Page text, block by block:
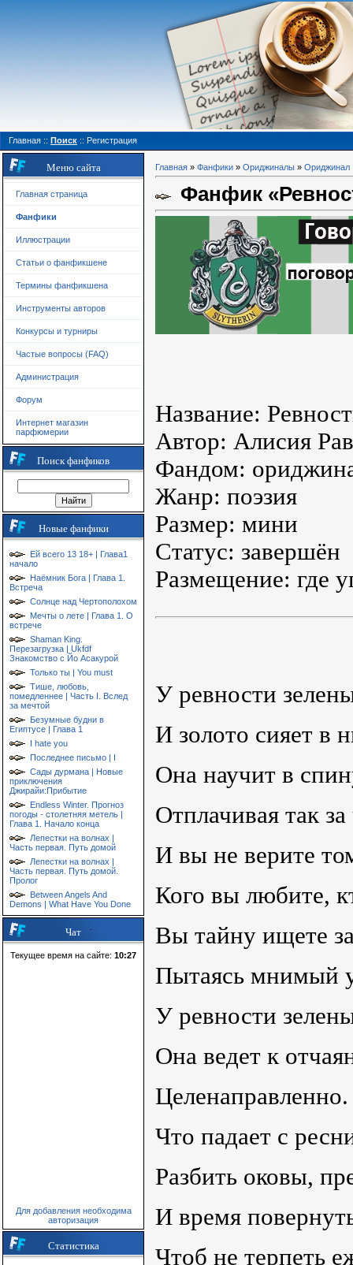
Главная :: Поиск :: Регистрация
Меню сайта
Главная страница
Фанфики
Иллюстрации
Статьи о фанфикшене
Термины фанфикшена
Инструменты авторов
Конкурсы и турниры
Частые вопросы (FAQ)
Администрация
Форум
Интернет магазин
парфюмерии
Поиск фанфиков
Новые фанфики
Ей всего 13 18+ | Глава1
начало
Наёмник Бога | Глава 1.
Встреча
Солнце над Чертополохом
Мечты о лете | Глава 1. О
встрече
Shaman King.
Перезагрузка | Ukfdf
Знакомство с Йо Асакурой
Только ты | You must
Тише, любовь,
помедленнее | Часть I. Вслед
за мечтой
Безумные будни в
Египтусе | Глава 1
I hate you
Последнее письмо | I
Сады дурмана | Новые
приключения
Джирайи:Прибытие
Endless Winter. Прогноз
погоды - столетняя метель |
Глава 1. Начало конца
Лепестки на волнах |
Часть первая. Путь домой
Лепестки на волнах |
Часть первая. Путь домой.
Пролог
Between Angels And
Demons | What Have You Done
Чат
Текущее время на сайте: 10:27
Для добавления необходима
авторизация
Статистика
Главная » Фанфики » Ориджиналы » Ориджинал
Фанфик
Название:
Автор: Алисия
Фандом:
Жанр: поэзия
Размер: мини
Статус: завершён
Размещение: где
У ревности
И золото сияет в
Она научит в
Отплачивая так
И вы не верите
Кого вы любите,
Вы тайну ищете
Пытаясь мнимый
У ревности
Она ведет к
Целенаправленно.
Что падает с
Разбить оковы,
И время
Чтоб не терпеть